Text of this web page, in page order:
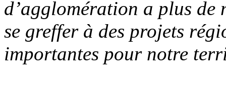
d’agglomération a plus de
se greffer à des projets
importantes pour notre